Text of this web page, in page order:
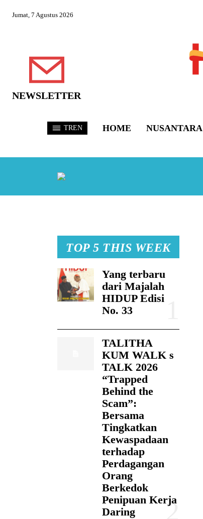
Jumat, 7 Agustus 2026
NEWSLETTER
TREN HOME NUSANTARA
TOP 5 THIS WEEK
Yang terbaru
dari Majalah
HIDUP Edisi
No. 33
TALITHA
KUM WALK s
TALK 2026
“Trapped
Behind the
Scam”:
Bersama
Tingkatkan
Kewaspadaan
terhadap
Perdagangan
Orang
Berkedok
Penipuan Kerja
Daring